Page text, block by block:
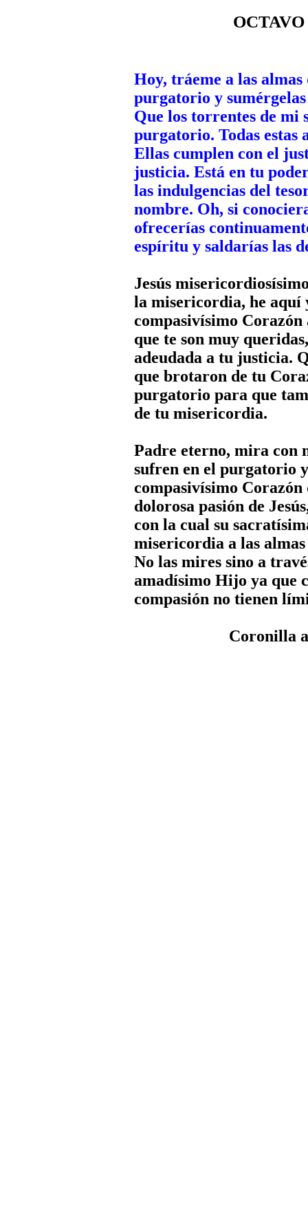
OCTAVO
Hoy, tráeme a las
purgatorio y
Que los torrentes de mi
purgatorio. Todas estas
Ellas cumplen con el
justicia. Está en tu
las indulgencias del
nombre. Oh, si
ofrecerías
espíritu y saldarías las
Jesús
la misericordia, he aquí
compasivísimo
que te son muy
adeudada a tu justicia.
que brotaron de tu
purgatorio para que
de tu misericordia.
Padre eterno, mira con
sufren en el purgatorio
compasivísimo Corazón
dolorosa pasión de
con la cual su
misericordia a las
No las mires sino a
amadísimo Hijo ya que
compasión no tienen